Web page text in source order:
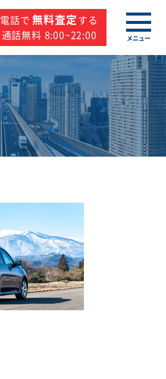
電話で 無料査定する
通話無料 8:00~22:00
メニュー